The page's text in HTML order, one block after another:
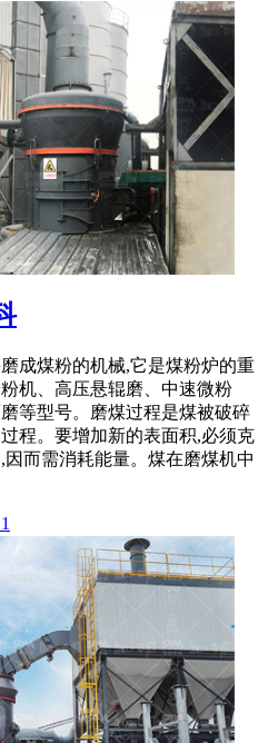
成煤粉的机械,它是煤粉炉的重
机、高压悬辊磨、中速微粉
等型号。磨煤过程是煤被破碎
程。要增加新的表面积,必须克
而需消耗能量。煤在磨煤机中